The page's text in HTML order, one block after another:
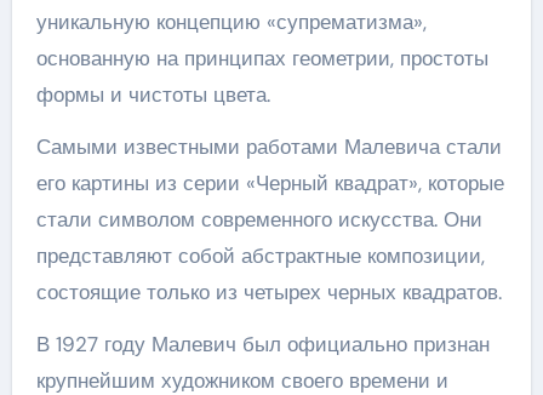
уникальную концепцию «супрематизма»,
основанную на принципах геометрии, простоты
формы и чистоты цвета.
Самыми известными работами Малевича стали
его картины из серии «Черный квадрат», которые
стали символом современного искусства. Они
представляют собой абстрактные композиции,
состоящие только из четырех черных квадратов.
В 1927 году Малевич был официально признан
крупнейшим художником своего времени и